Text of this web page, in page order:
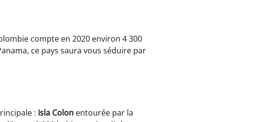
compte en 2020 environ 4 300
ce pays saura vous séduire par
: Isla Colon entourée par la